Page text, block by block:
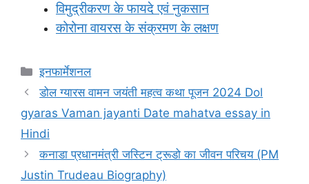
विमुद्रीकरण के फायदे एवं नुकसान
कोरोना वायरस के संक्रमण के लक्षण
Categories
इनफार्मेशनल
डोल ग्यारस वामन जयंती महत्व कथा पूजन 2024 Dol
gyaras Vaman jayanti Date mahatva essay in
Hindi
कनाडा प्रधानमंत्री जस्टिन ट्रूडो का जीवन परिचय (PM
Justin Trudeau Biography)